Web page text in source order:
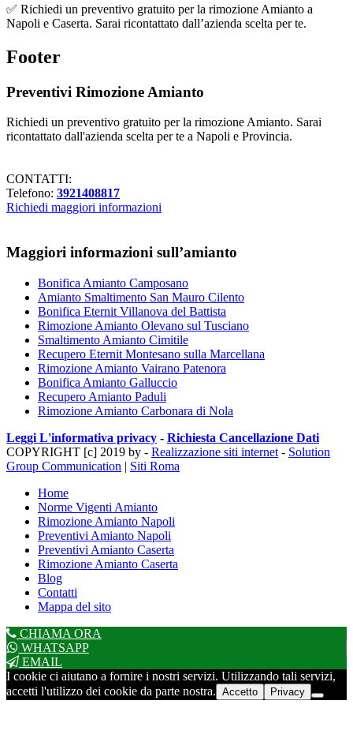
✅ Richiedi un preventivo gratuito per la rimozione Amianto a
Napoli e Caserta. Sarai ricontattato dall’azienda scelta per te.
Footer
Preventivi Rimozione Amianto
Richiedi un preventivo gratuito per la rimozione Amianto. Sarai
ricontattato dall'azienda scelta per te a Napoli e Provincia.
CONTATTI:
Telefono: 3921408817
Richiedi maggiori informazioni
Maggiori informazioni sull’amianto
Bonifica Amianto Camposano
Amianto Smaltimento San Mauro Cilento
Bonifica Eternit Villanova del Battista
Rimozione Amianto Olevano sul Tusciano
Smaltimento Amianto Cimitile
Recupero Eternit Montesano sulla Marcellana
Rimozione Amianto Vairano Patenora
Bonifica Amianto Galluccio
Recupero Amianto Paduli
Rimozione Amianto Carbonara di Nola
Leggi L'informativa privacy - Richiesta Cancellazione Dati
COPYRIGHT [c] 2019 by - Realizzazione siti internet - Solution
Group Communication | Siti Roma
Home
Norme Vigenti Amianto
Rimozione Amianto Napoli
Preventivi Amianto Napoli
Preventivi Amianto Caserta
Rimozione Amianto Caserta
Blog
Contatti
Mappa del sito
CHIAMA ORA
WHATSAPP
EMAIL
I cookie ci aiutano a fornire i nostri servizi. Utilizzando tali servizi,
accetti l'utilizzo dei cookie da parte nostra. Accetto Privacy